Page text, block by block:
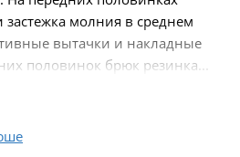
молния в среднем
вытачки и накладные
половинок брюк резинка...